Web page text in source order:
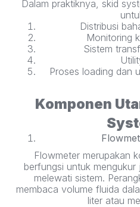
Dalam praktiknya, skid
Distribusi
Monitoring
Sistem
Proses loading dan
Komponen
Flowmeter merupakan
berfungsi untuk
melewati sistem.
membaca volume fluida
liter atau